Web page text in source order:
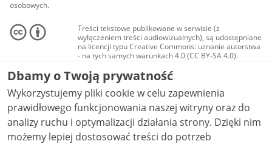
osobowych.
Treści tekstowe publikowane w serwisie (z
wyłączeniem treści audiowizualnych), są udostępniane
na licencji typu Creative Commons: uznanie autorstwa
- na tych samych warunkach 4.0 (CC BY-SA 4.0).
Materiały audiowizualne, w tym zdjęcia, materiały
audio i wideo, są udostępniane na licencji typu
Creative Commons: uznanie autorstwa użycie
niekomercyjne - bez utworów zależnych 4.0 (CC BY-
NC-ND 4.0), o ile nie jest to stwierdzone inaczej.
Dbamy o Twoją prywatność
Wykorzystujemy pliki cookie w celu zapewnienia
prawidłowego funkcjonowania naszej witryny oraz do
analizy ruchu i optymalizacji działania strony. Dzięki nim
możemy lepiej dostosować treści do potrzeb